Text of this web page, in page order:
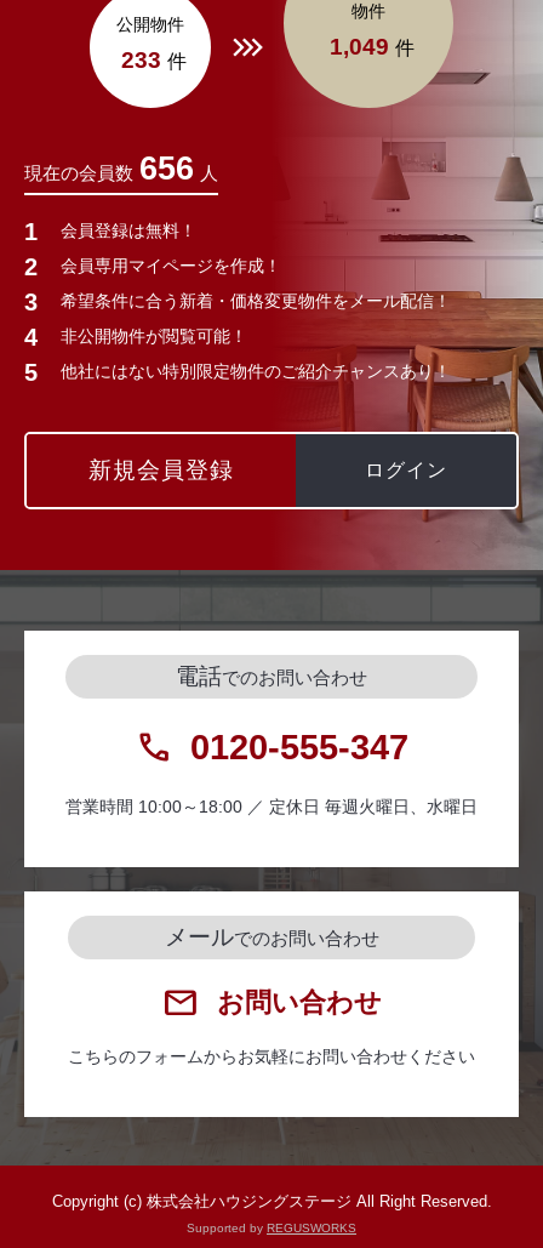
公開物件
233 件
物件
1,049 件
現在の会員数 656 人
会員登録は無料！
会員専用マイページを作成！
希望条件に合う新着・価格変更物件をメール配信！
非公開物件が閲覧可能！
他社にはない特別限定物件のご紹介チャンスあり！
新規会員登録 ログイン
電話でのお問い合わせ
0120-555-347
営業時間 10:00～18:00 ／ 定休日 毎週火曜日、水曜日
メールでのお問い合わせ
お問い合わせ
こちらのフォームからお気軽にお問い合わせください
Copyright (c) 株式会社ハウジングステージ All Right Reserved.
Supported by REGUSWORKS